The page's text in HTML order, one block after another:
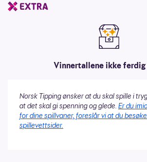
Vinnertallene ikke ferdig
Norsk Tipping ønsker at du skal spille i
at det skal gi spenning og glede. Er du
for dine spillvaner, foreslår vi at du
spillevettsider.